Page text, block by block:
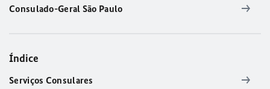
Consulado-Geral São Paulo
Índice
Serviços Consulares